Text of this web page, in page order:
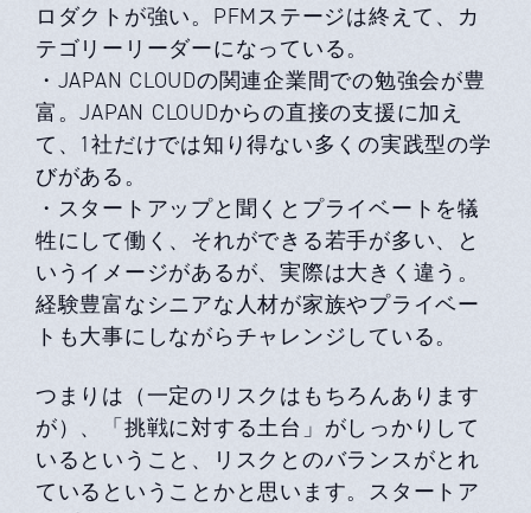
ロダクトが強い。PFMステージは終えて、カ
テゴリーリーダーになっている。
・JAPAN CLOUDの関連企業間での勉強会が豊
富。JAPAN CLOUDからの直接の支援に加え
て、1社だけでは知り得ない多くの実践型の学
びがある。
・スタートアップと聞くとプライベートを犠
牲にして働く、それができる若手が多い、と
いうイメージがあるが、実際は大きく違う。
経験豊富なシニアな人材が家族やプライベー
トも大事にしながらチャレンジしている。
つまりは（一定のリスクはもちろんあります
が）、「挑戦に対する土台」がしっかりして
いるということ、リスクとのバランスがとれ
ているということかと思います。スタートア